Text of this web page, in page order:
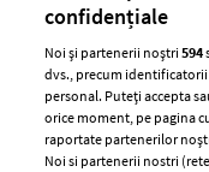
confidențiale
Noi și partenerii noștri594
dvs., precum
personal. Puteți accepta
orice moment, pe pagina
raportate partenerilor
Noi si partenerii nostri